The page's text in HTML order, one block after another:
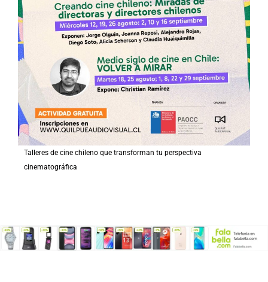
Talleres de cine chileno que transforman tu perspectiva
cinematográfica